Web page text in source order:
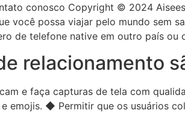
conosco Copyright © 2024
você possa viajar pelo mundo sem
de telefone native em outro país ou
relacionamento
e faça capturas de tela com
emojis. ◆ Permitir que os usuários